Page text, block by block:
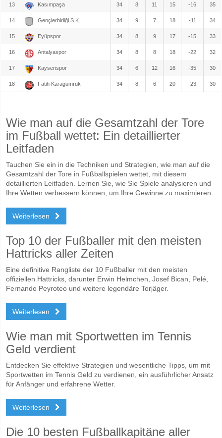
13 Kasımpaşa 34 8 11 15 -16 35
14 Gençlerbirliği S.K. 34 9 7 18 -11 34
15 Eyüpspor 34 8 9 17 -15 33
16 Antalyaspor 34 8 8 18 -22 32
17 Kayserispor 34 6 12 16 -35 30
18 Fatih Karagümrük 34 8 6 20 -23 30
Wie man auf die Gesamtzahl der Tore
im Fußball wettet: Ein detaillierter
Leitfaden
Tauchen Sie ein in die Techniken und Strategien, wie man auf die
Gesamtzahl der Tore in Fußballspielen wettet, mit diesem
detaillierten Leitfaden. Lernen Sie, wie Sie Spiele analysieren und
Ihre Wetten verbessern können, um Ihre Gewinne zu maximieren.
Weiterlesen
Top 10 der Fußballer mit den meisten
Hattricks aller Zeiten
Eine definitive Rangliste der 10 Fußballer mit den meisten
offiziellen Hattricks, darunter Erwin Helmchen, Josef Bican, Pelé,
Fernando Peyroteo und weitere legendäre Torjäger.
Weiterlesen
Wie man mit Sportwetten im Tennis
Geld verdient
Entdecken Sie effektive Strategien und wesentliche Tipps, um mit
Sportwetten im Tennis Geld zu verdienen, ein ausführlicher Ansatz
für Anfänger und erfahrene Wetter.
Weiterlesen
Die 10 besten Fußballkapitäne aller